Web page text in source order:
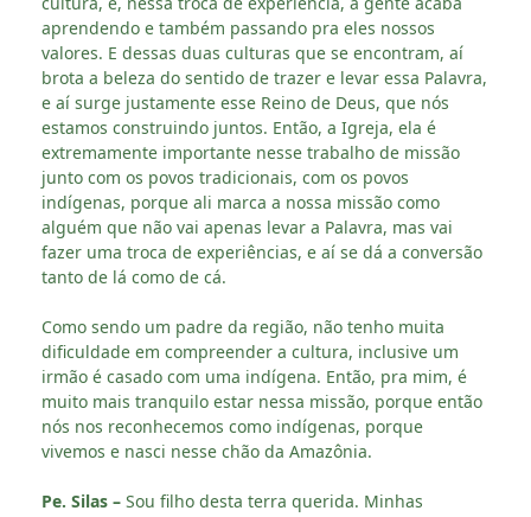
aprendendo e também passando pra eles nossos
valores. E dessas duas culturas que se encontram, aí
brota a beleza do sentido de trazer e levar essa Palavra,
e aí surge justamente esse Reino de Deus, que nós
estamos construindo juntos. Então, a Igreja, ela é
extremamente importante nesse trabalho de missão
junto com os povos tradicionais, com os povos
indígenas, porque ali marca a nossa missão como
alguém que não vai apenas levar a Palavra, mas vai
fazer uma troca de experiências, e aí se dá a conversão
tanto de lá como de cá.
Como sendo um padre da região, não tenho muita
dificuldade em compreender a cultura, inclusive um
irmão é casado com uma indígena. Então, pra mim, é
muito mais tranquilo estar nessa missão, porque então
nós nos reconhecemos como indígenas, porque
vivemos e nasci nesse chão da Amazônia.
Pe. Silas – Sou filho desta terra querida. Minhas